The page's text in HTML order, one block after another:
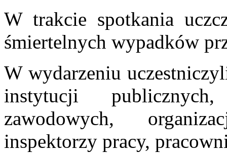
W trakcie spotkania
śmiertelnych wypadków
W wydarzeniu
instytucji
zawodowych,
inspektorzy pracy,